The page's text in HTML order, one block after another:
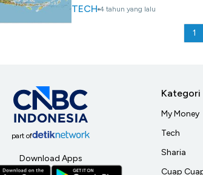
TECH 4 tahun yang lalu
1
part of
Download Apps
Kategori
My Money
Tech
Sharia
Cuap